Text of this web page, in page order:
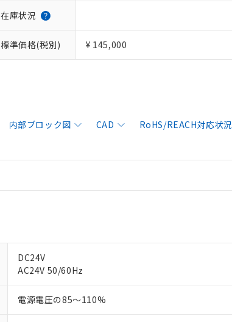
在庫状況
標準価格(税別) ¥ 145,000
内部ブロック図 CAD RoHS/REACH対応状況
DC24V
AC24V 50/60Hz
電源電圧の85～110%